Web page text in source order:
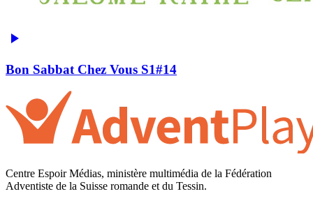
Bon Sabbat Chez Vous S1#14
Centre Espoir Médias, ministère multimédia de la Fédération
Adventiste de la Suisse romande et du Tessin.